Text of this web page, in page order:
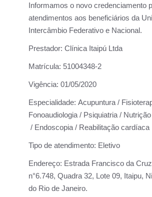
Informamos o novo credenciamento
atendimentos aos beneficiários da
Intercâmbio Federativo e Nacional.
Prestador: Clínica Itaipú Ltda
Matrícula: 51004348-2
Vigência: 01/05/2020
Especialidade: Acupuntura /
Fonoaudiologia / Psiquiatria /
/ Endoscopia / Reabilitação cardíaca
Tipo de atendimento: Eletivo
Endereço: Estrada Francisco da
n°6.748, Quadra 32, Lote 09, Itaipu,
do Rio de Janeiro.